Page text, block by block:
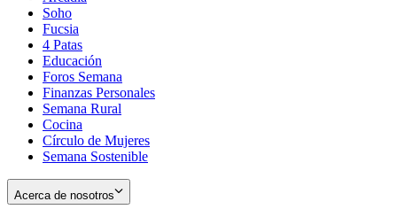
Soho
in
new
window
Fucsia
in
new
window
4 Patas
Educación
Foros Semana
Finanzas Personales
Semana Rural
Cocina
Círculo de Mujeres
Semana Sostenible
Acerca de nosotros